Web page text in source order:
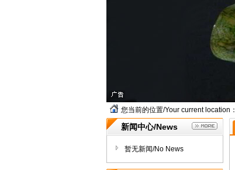
您当前的位置/Your current location：
新闻中心/News
暂无新闻/No News